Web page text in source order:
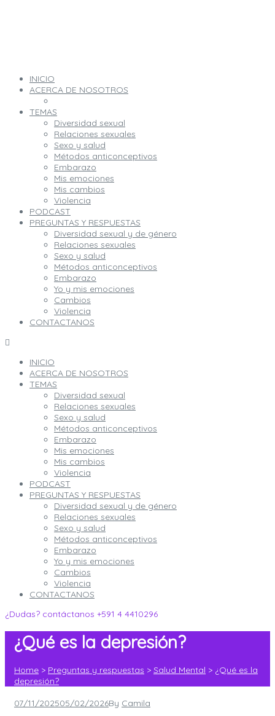
INICIO
ACERCA DE NOSOTROS
TEMAS
Diversidad sexual
Relaciones sexuales
Sexo y salud
Métodos anticonceptivos
Embarazo
Mis emociones
Mis cambios
Violencia
PODCAST
PREGUNTAS Y RESPUESTAS
Diversidad sexual y de género
Relaciones sexuales
Sexo y salud
Métodos anticonceptivos
Embarazo
Yo y mis emociones
Cambios
Violencia
CONTACTANOS
INICIO
ACERCA DE NOSOTROS
TEMAS
Diversidad sexual
Relaciones sexuales
Sexo y salud
Métodos anticonceptivos
Embarazo
Mis emociones
Mis cambios
Violencia
PODCAST
PREGUNTAS Y RESPUESTAS
Diversidad sexual y de género
Relaciones sexuales
Sexo y salud
Métodos anticonceptivos
Embarazo
Yo y mis emociones
Cambios
Violencia
CONTACTANOS
¿Dudas? contáctanos +591 4 4410296
¿Qué es la depresión?
Home > Preguntas y respuestas > Salud Mental > ¿Qué es la
depresión?
Posted
07/11/202505/02/2026By Camila